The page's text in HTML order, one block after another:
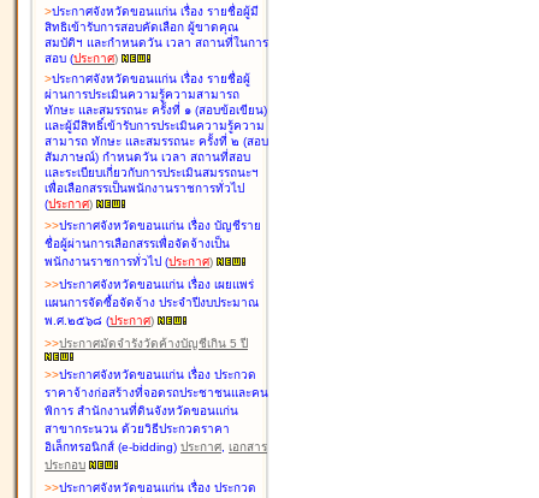
>ประกาศจังหวัดขอนแก่น เรื่อง รายชื่อผู้มี
สิทธิเข้ารับการสอบคัดเลือก ผู้ขาดคุณ
สมบัติฯ และกำหนดวัน เวลา สถานที่ในการ
สอบ (ประกาศ)
>ประกาศจังหวัดขอนแก่น เรื่อง รายชื่อผู้
ผ่านการประเมินความรู้ความสามารถ
ทักษะ และสมรรถนะ ครั้งที่ ๑ (สอบข้อเขียน)
และผู้มีสิทธิ์เข้ารับการประเมินความรู้ความ
สามารถ ทักษะ และสมรรถนะ ครั้งที่ ๒ (สอบ
สัมภาษณ์) กำหนดวัน เวลา สถานที่สอบ
และระเบียบเกี่ยวกับการประเมินสมรรถนะฯ
เพื่อเลือกสรรเป็นพนักงานราชการทั่วไป
(ประกาศ)
>>ประกาศจังหวัดขอนแก่น เรื่อง บัญชีราย
ชื่อผู้ผ่านการเลือกสรรเพื่อจัดจ้างเป็น
พนักงานราชการทั่วไป (ประกาศ)
>>ประกาศจังหวัดขอนแก่น เรื่อง เผยแพร่
แผนการจัดซื้อจัดจ้าง ประจำปีงบประมาณ
พ.ศ.๒๕๖๘ (ประกาศ)
>>ประกาศมัดจำรังวัดค้างบัญชีเกิน 5 ปี
>>ประกาศจังหวัดขอนแก่น เรื่อง ประกวด
ราคาจ้างก่อสร้างที่จอดรถประชาชนและคน
พิการ สำนักงานที่ดินจังหวัดขอนแก่น
สาขากระนวน ด้วยวิธีประกวดราคา
อิเล็กทรอนิกส์ (e-bidding) ประกาศ, เอกสาร
ประกอบ
>>ประกาศจังหวัดขอนแก่น เรื่อง ประกวด